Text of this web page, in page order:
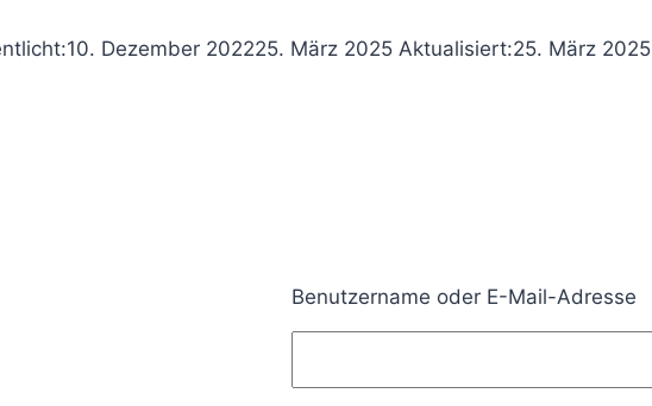
10. Dezember 202225. März 2025 Aktualisiert:25. März 2025
Benutzername oder E-Mail-Adresse